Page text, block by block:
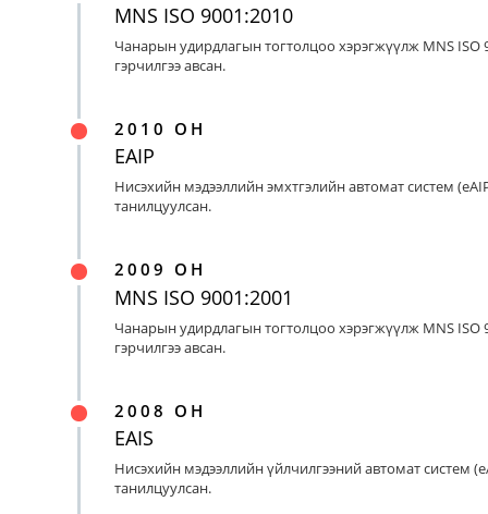
MNS ISO 9001:2010
Чанарын удирдлагын тогтолцоо хэрэгжүүлж MNS ISO
гэрчилгээ авсан.
2010 ОН
EAIP
Нисэхийн мэдээллийн эмхтгэлийн автомат систем
танилцуулсан.
2009 ОН
MNS ISO 9001:2001
Чанарын удирдлагын тогтолцоо хэрэгжүүлж MNS ISO
гэрчилгээ авсан.
2008 ОН
EAIS
Нисэхийн мэдээллийн үйлчилгээний автомат систем
танилцуулсан.